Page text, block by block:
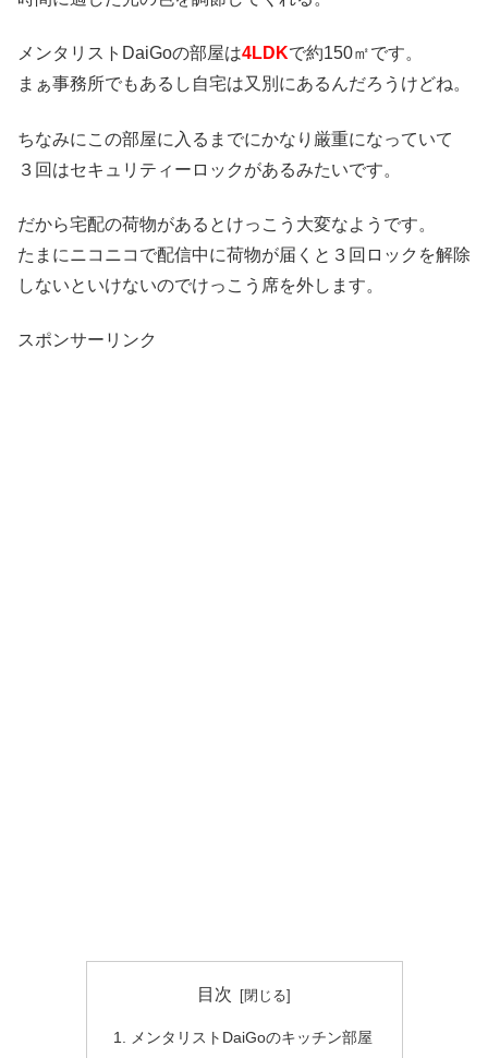
メンタリストDaiGoの部屋は4LDKで約150㎡です。
まぁ事務所でもあるし自宅は又別にあるんだろうけどね。
ちなみにこの部屋に入るまでにかなり厳重になっていて
３回はセキュリティーロックがあるみたいです。
だから宅配の荷物があるとけっこう大変なようです。
たまにニコニコで配信中に荷物が届くと３回ロックを解除
しないといけないのでけっこう席を外します。
スポンサーリンク
目次
メンタリストDaiGoのキッチン部屋